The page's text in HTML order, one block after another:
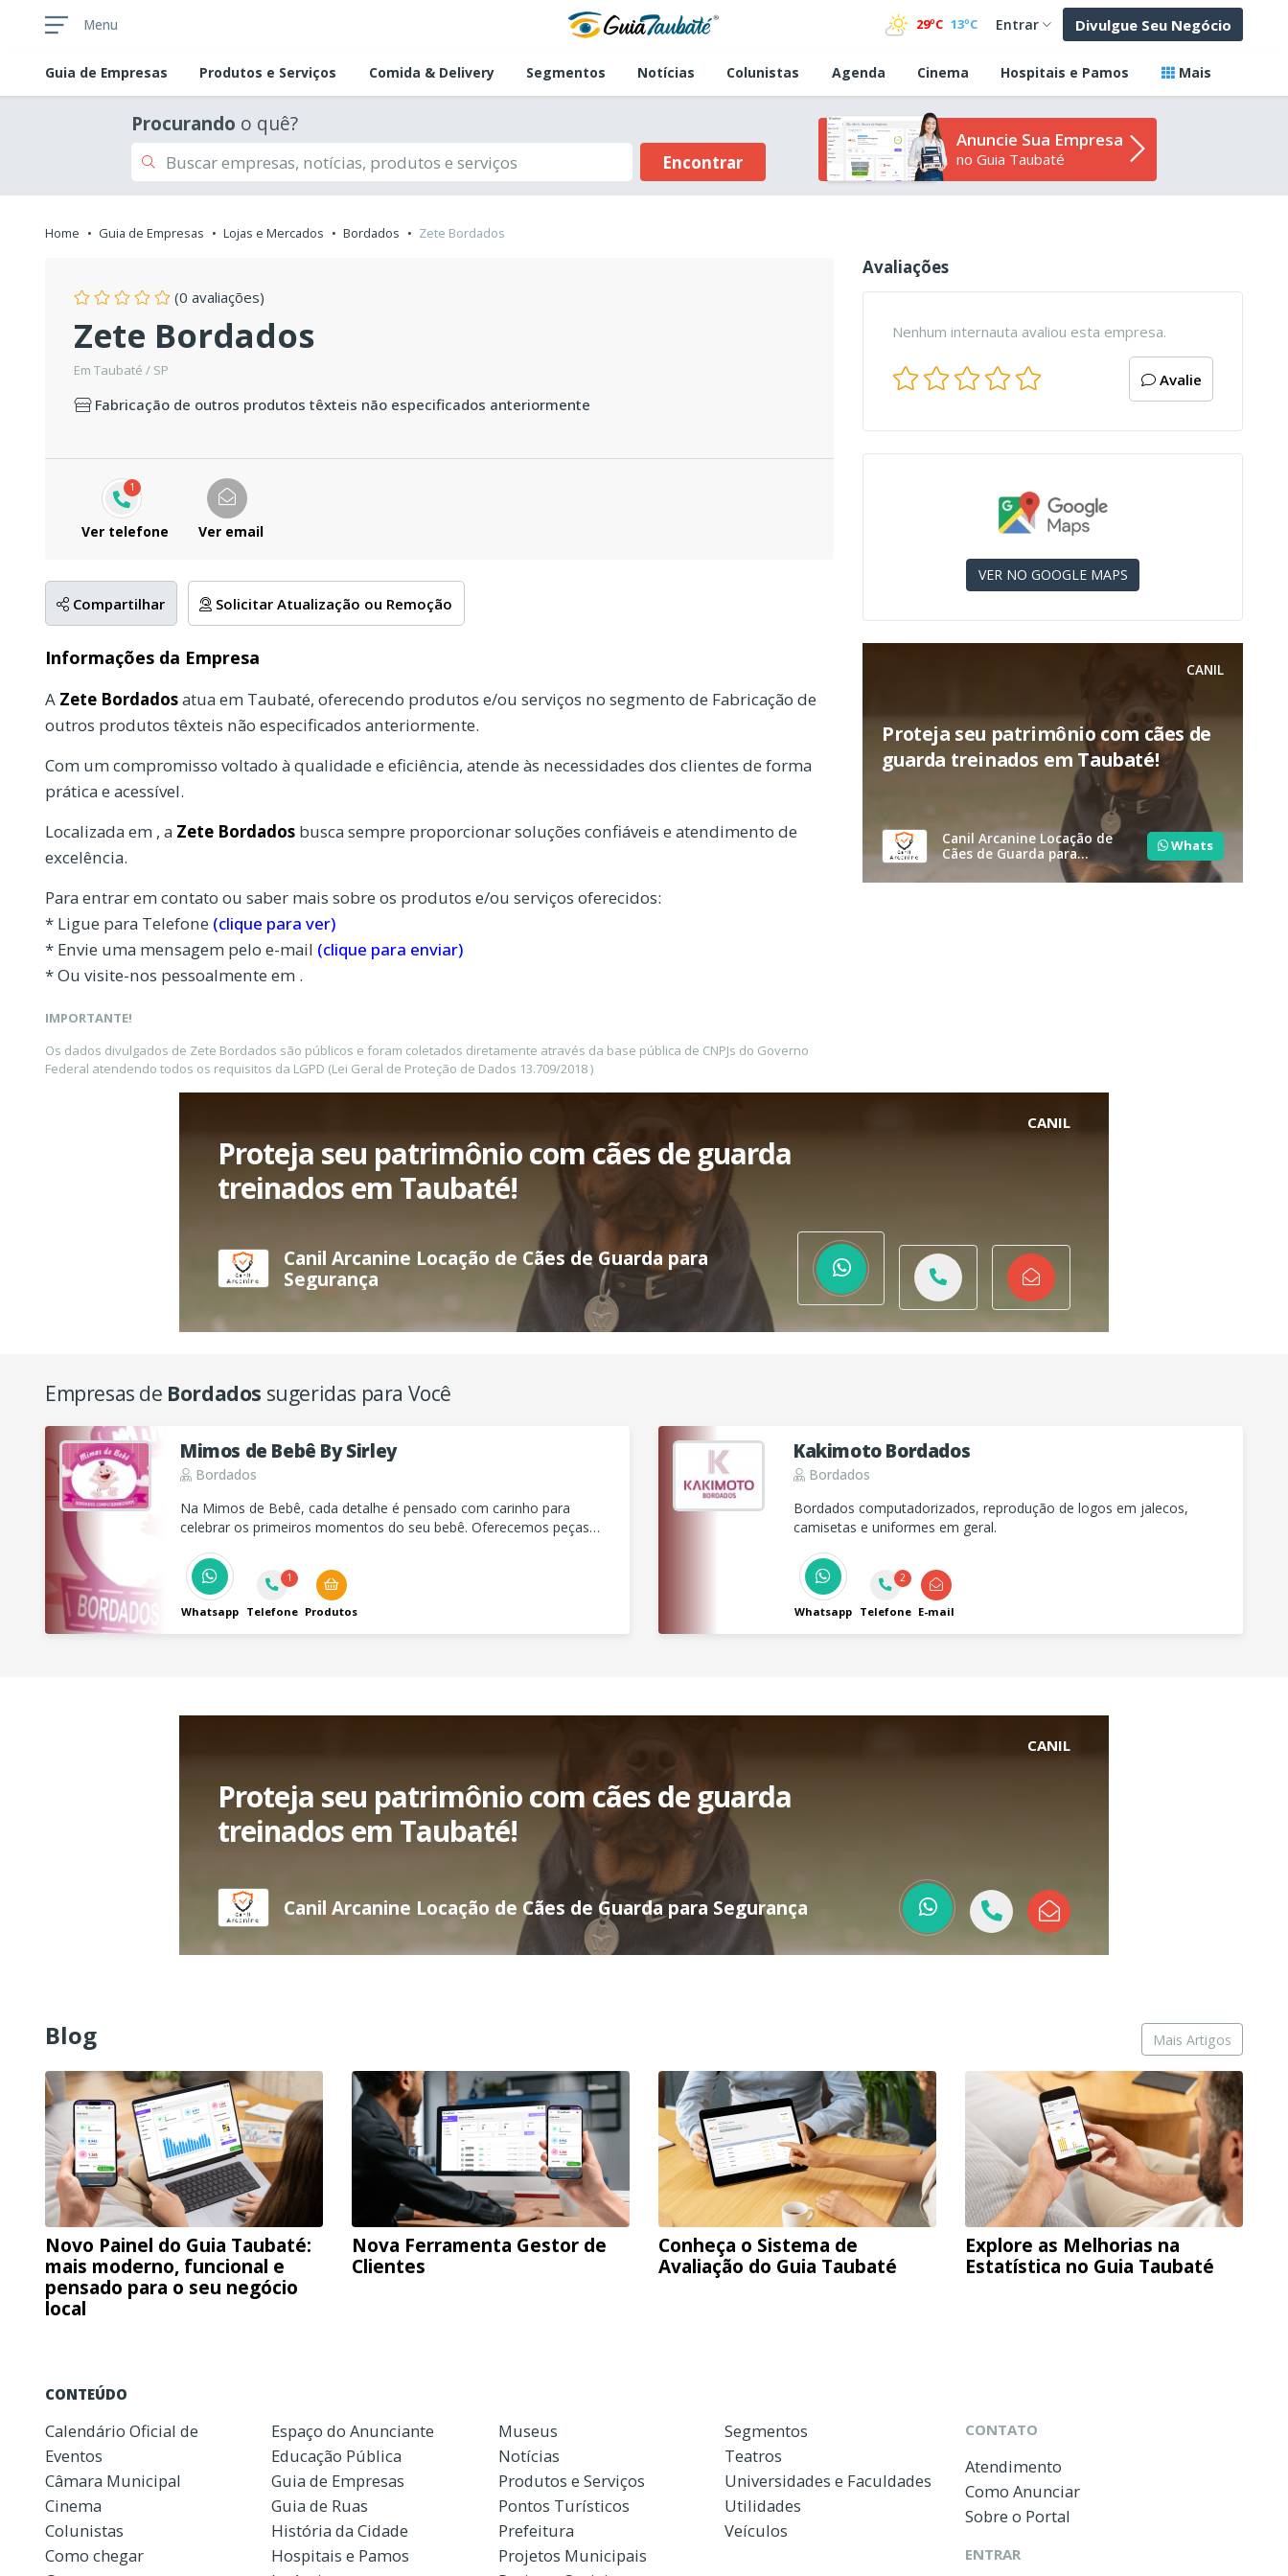
Menu 29ºC 13ºC Entrar Divulgue Seu Negócio
Guia de Empresas Produtos e Serviços Comida & Delivery Segmentos Notícias Colunistas Agenda Cinema Hospitais e Pamos Mais
Procurando o quê?
Encontrar
Anuncie Sua Empresa
no Guia Taubaté
Home Guia de Empresas Lojas e Mercados Bordados Zete Bordados
(0 avaliações)
Zete Bordados
Em Taubaté / SP
Fabricação de outros produtos têxteis não especificados anteriormente
1
Ver telefone Ver email
Compartilhar Solicitar Atualização ou Remoção
Informações da Empresa
A Zete Bordadosatua em Taubaté, oferecendo produtos e/ou serviços no segmento de Fabricação de
outros produtos têxteis não especificados anteriormente.
Com um compromisso voltado à qualidade e eficiência, atende às necessidades dos clientes de forma
prática e acessível.
Localizada em , a Zete Bordados busca sempre proporcionar soluções confiáveis e atendimento de
excelência.
Para entrar em contato ou saber mais sobre os produtos e/ou serviços oferecidos:
* Ligue para Telefone (clique para ver)
* Envie uma mensagem pelo e-mail (clique para enviar)
* Ou visite-nos pessoalmente em .
IMPORTANTE!
Os dados divulgados de Zete Bordados são públicos e foram coletados diretamente através da base pública de CNPJs do Governo
Federal atendendo todos os requisitos da LGPD (Lei Geral de Proteção de Dados 13.709/2018 )
Avaliações
Nenhum internauta avaliou esta empresa.
Avalie
VER NO GOOGLE MAPS
CANIL
Proteja seu patrimônio com cães de
guarda treinados em Taubaté!
Canil Arcanine Locação de
Cães de Guarda para
Whats
CANIL
Proteja seu patrimônio com cães de guarda
treinados em Taubaté!
Canil Arcanine Locação de Cães de Guarda para
Segurança
Empresas de Bordados sugeridas para Você
Mimos de Bebê By Sirley
Bordados
Na Mimos de Bebê, cada detalhe é pensado com carinho para
celebrar os primeiros momentos do seu bebê. Oferecemos peças
Encante-se com nossos mimos!
Whatsapp
1
Telefone Produtos
Kakimoto Bordados
Bordados
Bordados computadorizados, reprodução de logos em jalecos,
camisetas e uniformes em geral.
Whatsapp
2
Telefone E-mail
CANIL
Proteja seu patrimônio com cães de guarda
treinados em Taubaté!
Canil Arcanine Locação de Cães de Guarda para Segurança
Blog Mais Artigos
Novo Painel do Guia Taubaté:
mais moderno, funcional e
pensado para o seu negócio
local
Nova Ferramenta Gestor de
Clientes
Conheça o Sistema de
Avaliação do Guia Taubaté
Explore as Melhorias na
Estatística no Guia Taubaté
CONTEÚDO
Calendário Oficial de
Eventos
Câmara Municipal
Cinema
Colunistas
Como chegar
Espaço do Anunciante
Educação Pública
Guia de Empresas
Guia de Ruas
História da Cidade
Hospitais e Pamos
Museus
Notícias
Produtos e Serviços
Pontos Turísticos
Prefeitura
Projetos Municipais
Segmentos
Teatros
Universidades e Faculdades
Utilidades
Veículos
CONTATO
Atendimento
Como Anunciar
Sobre o Portal
ENTRAR